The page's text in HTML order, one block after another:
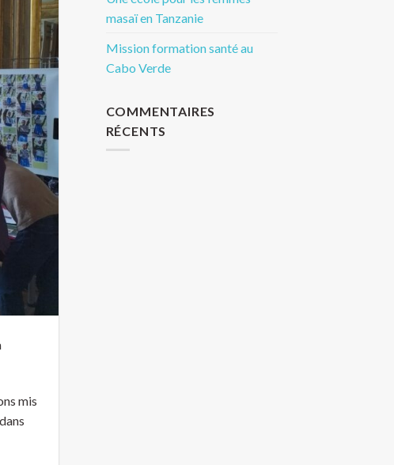
mis
masaï en Tanzanie
Mission formation santé au
Cabo Verde
COMMENTAIRES
RÉCENTS